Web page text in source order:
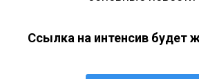
Ссылка на интенсив будет